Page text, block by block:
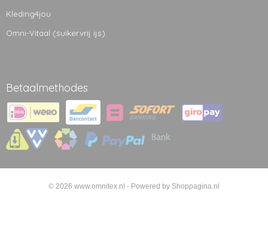
Kleding4jou
Omni-Vitaal (suikervrij ijs)
Betaalmethodes
© 2026 www.omnitex.nl - Powered by Shoppagina.nl